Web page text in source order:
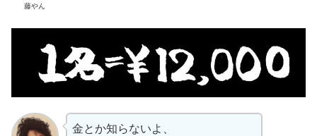
藤やん
金とか知らないよ、